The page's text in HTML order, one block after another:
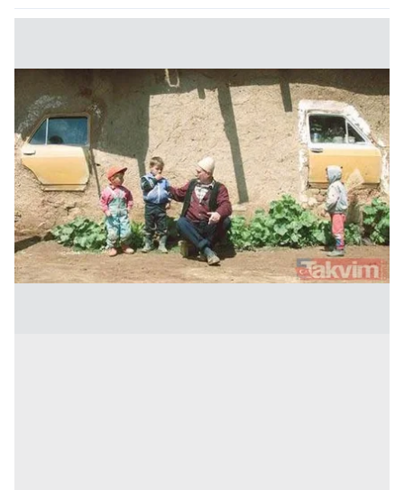
kullanılmaktadır. Bu çerezler vasıtasıyla çeşitli kişisel
kullanılmaktadır. Diğer çerezler, sitemizin daha işlevsel
kılınması ve kişiselleştirilmesi ve sizlere yönelik
reklam/pazarlama faaliyetlerinin yapılması, amaçlarıyla
sınırlı olarak açık rızanız dahilinde kullanılacaktır.
Çerezlere ilişkin tercihlerinizi aşağıda yer alan panel
vasıtasıyla belirleyebilirsiniz. Çerezlere ilişkin detaylı bilgi
için Ayarlar butonuna tıklayabilir,Çerez Bilgilendirme
Metnimiziziyaret edebilirsiniz.